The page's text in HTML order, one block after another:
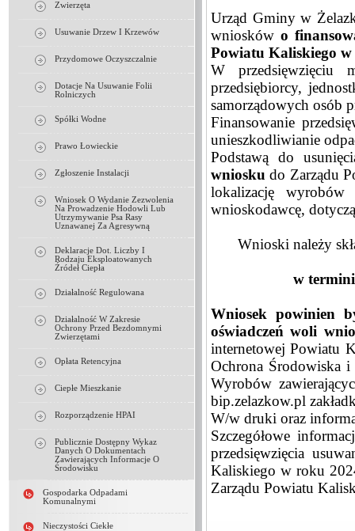
Zwierzęta
Usuwanie Drzew I Krzewów
Przydomowe Oczyszczalnie
Dotacje Na Usuwanie Folii
Rolniczych
Spółki Wodne
Prawo Łowieckie
Zgłoszenie Instalacji
Wniosek O Wydanie Zezwolenia
Na Prowadzenie Hodowli Lub
Utrzymywanie Psa Rasy
Uznawanej Za Agresywną
Deklaracje Dot. Liczby I
Rodzaju Eksploatowanych
Źródeł Ciepła
Działalność Regulowana
Działalność W Zakresie
Ochrony Przed Bezdomnymi
Zwierzętami
Opłata Retencyjna
Ciepłe Mieszkanie
Rozporządzenie HPAI
Publicznie Dostępny Wykaz
Danych O Dokumentach
Zawierających Informacje O
Środowisku
Gospodarka Odpadami
Komunalnymi
Nieczystości Ciekłe
Urząd Gminy w
wniosków o
Powiatu Kaliskiego
W przedsięwzięciu
przedsiębiorcy,
samorządowych osób
Finansowanie
unieszkodliwianie
Podstawą do
wniosku do Zarządu
lokalizację
wnioskodawcę,
Wnioski należy
w
Wniosek powinien
oświadczeń woli
internetowej Powiatu
Ochrona Środowiska
Wyrobów
bip.zelazkow.pl
W/w druki oraz
Szczegółowe
przedsięwzięcia
Kaliskiego w roku
Zarządu Powiatu